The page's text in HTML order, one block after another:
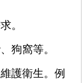
。
狗窩等。
護衛生。例